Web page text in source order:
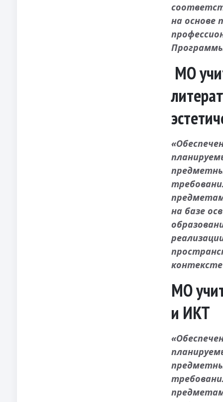
на основе
МО
на базе
МО
и ИКТ